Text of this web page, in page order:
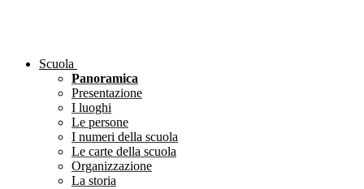
Scuola
Panoramica
Presentazione
I luoghi
Le persone
I numeri della scuola
Le carte della scuola
Organizzazione
La storia